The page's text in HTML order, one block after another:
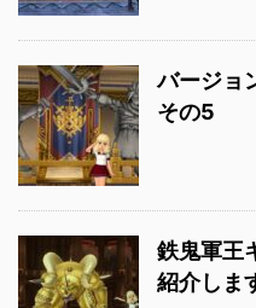
バージョ
その5
鉄鬼軍王
紹介しま